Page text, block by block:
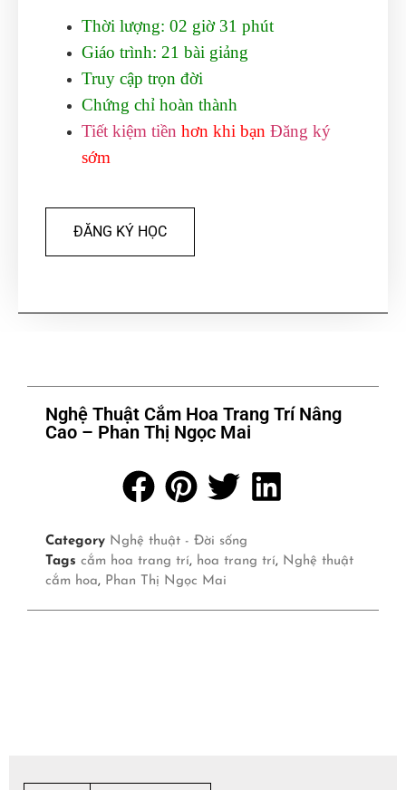
Thời lượng: 02 giờ 31 phút
Giáo trình: 21 bài giảng
Truy cập trọn đời
Chứng chỉ hoàn thành
Tiết kiệm tiền hơn khi bạn Đăng ký
sớm
ĐĂNG KÝ HỌC
Nghệ Thuật Cắm Hoa Trang Trí Nâng
Cao – Phan Thị Ngọc Mai
Category Nghệ thuật - Đời sống
Tags cắm hoa trang trí, hoa trang trí, Nghệ thuật
cắm hoa, Phan Thị Ngọc Mai